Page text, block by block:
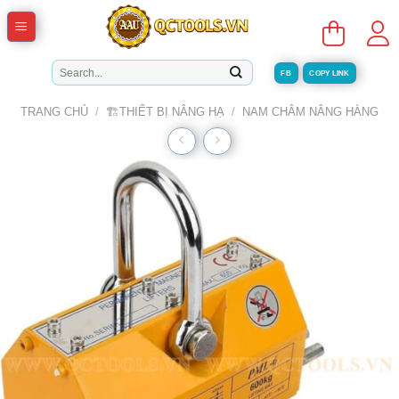
Skip
Tìm
kiếm:
FB COPY LINK
TRANG CHỦ / 🏗️THIẾT BỊ NÂNG HẠ / NAM CHÂM NÂNG HÀNG